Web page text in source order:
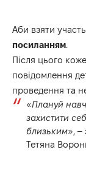
Аби взяти
посиланням.
Після цього
повідомлення
проведення та
«Плануй
захистити
близьким», –
Тетяна